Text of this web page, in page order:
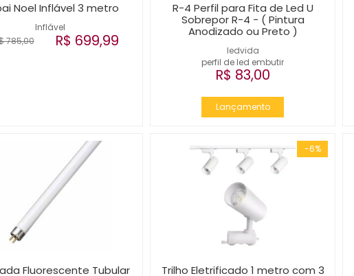
Inflável
Noel Inflável 3 metro
785,00 R$ 699,99
ledvida
perfil de led embutir
R-4 Perfil para Fita de Led U
Sobrepor R-4 - ( Pintura
Anodizado ou Preto )
R$ 83,00
Lançamento
Fluorescente Tubular
-6%
Trilho Eletrificado 1 metro com 3